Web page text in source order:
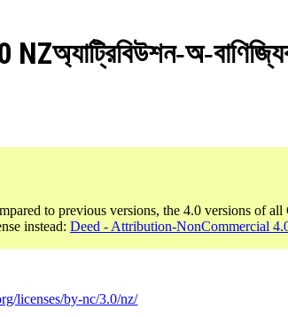
অ্যাট্রিবিউশন-অ-
NZ
to previous versions, the 4.0 versions of all
instead: Deed - Attribution-NonCommercial
licenses/by-nc/3.0/nz/